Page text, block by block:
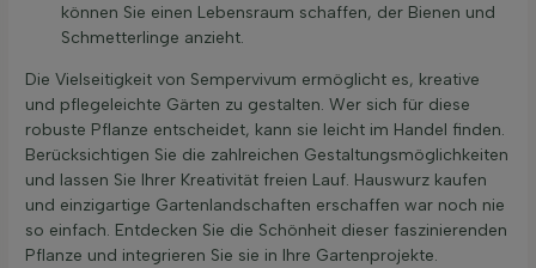
können Sie einen Lebensraum schaffen, der Bienen und
Schmetterlinge anzieht.
Die Vielseitigkeit von Sempervivum ermöglicht es, kreative
und pflegeleichte Gärten zu gestalten. Wer sich für diese
robuste Pflanze entscheidet, kann sie leicht im Handel finden.
Berücksichtigen Sie die zahlreichen Gestaltungsmöglichkeiten
und lassen Sie Ihrer Kreativität freien Lauf. Hauswurz kaufen
und einzigartige Gartenlandschaften erschaffen war noch nie
so einfach. Entdecken Sie die Schönheit dieser faszinierenden
Pflanze und integrieren Sie sie in Ihre Gartenprojekte.